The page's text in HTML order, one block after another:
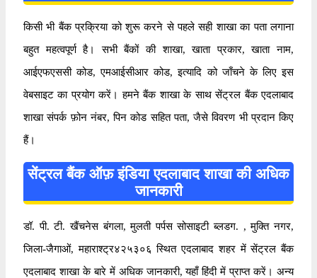
किसी भी बैंक प्रक्रिया को शुरू करने से पहले सही शाखा का पता लगाना
बहुत महत्वपूर्ण है। सभी बैंकों की शाखा, खाता प्रकार, खाता नाम,
आईएफएससी कोड, एमआईसीआर कोड, इत्यादि को जाँचने के लिए इस
वेबसाइट का प्रयोग करें। हमने बैंक शाखा के साथ सेंट्रल बैंक एदलाबाद
शाखा संपर्क फ़ोन नंबर, पिन कोड सहित पता, जैसे विवरण भी प्रदान किए
हैं।
सेंट्रल बैंक ऑफ़ इंडिया एदलाबाद शाखा की अधिक
जानकारी
डॉ. पी. टी. खैंचनेस बंगला, मुलती पर्पस सोसाइटी ब्लडग. , मुक्ति नगर,
जिला-जैगाओं, महाराश्ट्र४२५३०६ स्थित एदलाबाद शहर में सेंट्रल बैंक
एदलाबाद शाखा के बारे में अधिक जानकारी, यहाँ हिंदी में प्राप्त करें। अन्य